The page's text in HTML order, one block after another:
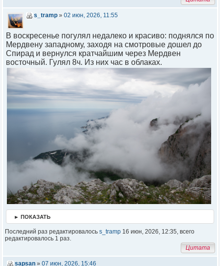
s_tramp » 02 июн, 2026, 11:55
В воскресенье погулял недалеко и красиво: поднялся по
Мердвену западному, заходя на смотровые дошел до
Спирад и вернулся кратчайшим через Мердвен
восточный. Гулял 8ч. Из них час в облаках.
► ПОКАЗАТЬ
Последний раз редактировалось s_tramp 16 июн, 2026, 12:35, всего
редактировалось 1 раз.
Цитата
sapsan » 07 июн, 2026, 15:46